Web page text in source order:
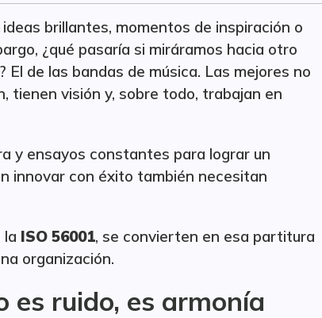
brillantes, momentos de inspiración o
¿qué pasaría si miráramos hacia otro
de las bandas de música. Las mejores no
tienen visión y, sobre todo, trabajan en
y ensayos constantes para lograr un
innovar con éxito también necesitan
la ISO 56001, se convierten en esa partitura
organización.
es ruido, es armonía